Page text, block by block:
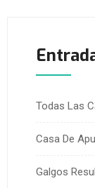
Todas Las
Casa De
Galgos